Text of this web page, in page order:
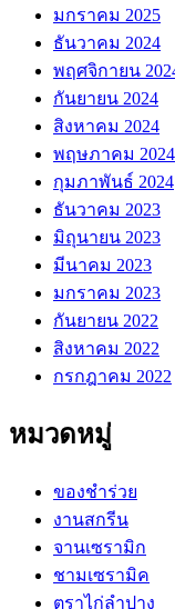
มกราคม 2025
ธันวาคม 2024
พฤศจิกายน
กันยายน 2024
สิงหาคม 2024
พฤษภาคม 2024
กุมภาพันธ์ 2024
ธันวาคม 2023
มิถุนายน 2023
มีนาคม 2023
มกราคม 2023
กันยายน 2022
สิงหาคม 2022
กรกฎาคม 2022
หมวดหมู่
ของชำร่วย
งานสกรีน
จานเซรามิก
ชามเซรามิค
ตราไก่ลำปาง